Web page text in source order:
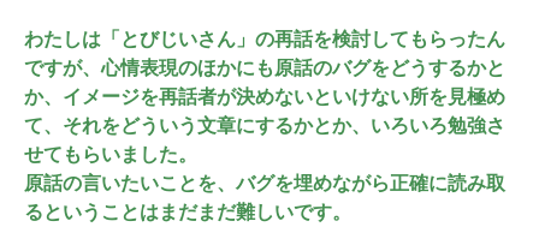
わたしは「とびじいさん」の再話を検討してもらったん
ですが、心情表現のほかにも原話のバグをどうするかと
か、イメージを再話者が決めないといけない所を見極め
て、それをどういう文章にするかとか、いろいろ勉強さ
せてもらいました。
原話の言いたいことを、バグを埋めながら正確に読み取
るということはまだまだ難しいです。